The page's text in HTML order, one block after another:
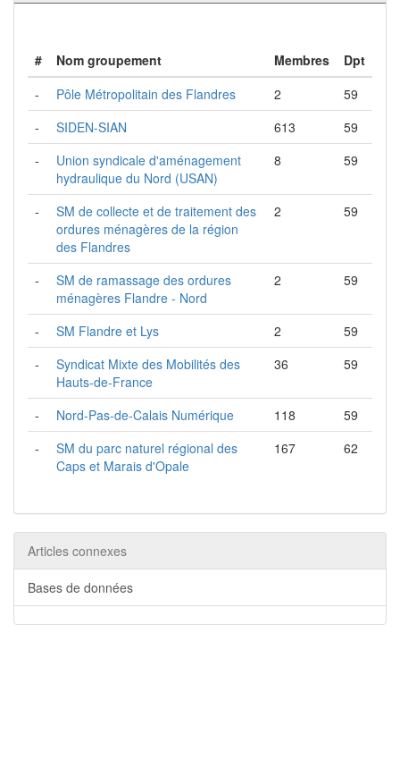
# Nom groupement Membres
Dpt
-
Pôle Métropolitain des Flandres 2
59
-
SIDEN-SIAN 613
59
-
Union syndicale d'aménagement
hydraulique du Nord (USAN)
8 59
-
SM de collecte et de traitement des
ordures ménagères de la région
des Flandres
2 59
-
SM de ramassage des ordures
ménagères Flandre - Nord
2 59
- SM Flandre et Lys 2
59
-
Syndicat Mixte des Mobilités des
Hauts-de-France
36 59
- Nord-Pas-de-Calais Numérique 118
59
-
SM du parc naturel régional des
Caps et Marais d'Opale
167 62
Articles connexes
Bases de données